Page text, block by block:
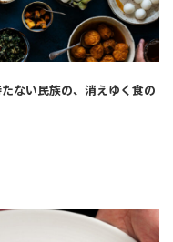
ない民族の、消えゆく食の